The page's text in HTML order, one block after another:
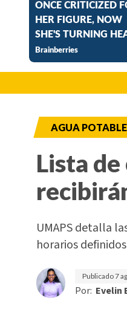
AGUA POTABLE
Lista
UMAPS detalla
horarios
Publicado7
Por: Evelin